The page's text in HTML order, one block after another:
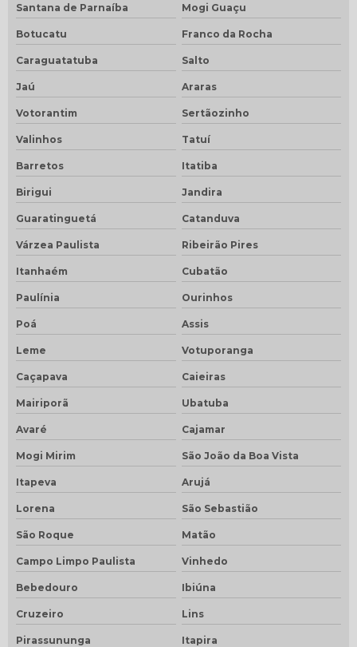
Santana de Parnaíba Mogi Guaçu
Botucatu Franco da Rocha
Caraguatatuba Salto
Jaú Araras
Votorantim Sertãozinho
Valinhos Tatuí
Barretos Itatiba
Birigui Jandira
Guaratinguetá Catanduva
Várzea Paulista Ribeirão Pires
Itanhaém Cubatão
Paulínia Ourinhos
Poá Assis
Leme Votuporanga
Caçapava Caieiras
Mairiporã Ubatuba
Avaré Cajamar
Mogi Mirim São João da Boa Vista
Itapeva Arujá
Lorena São Sebastião
São Roque Matão
Campo Limpo Paulista Vinhedo
Bebedouro Ibiúna
Cruzeiro Lins
Pirassununga Itapira